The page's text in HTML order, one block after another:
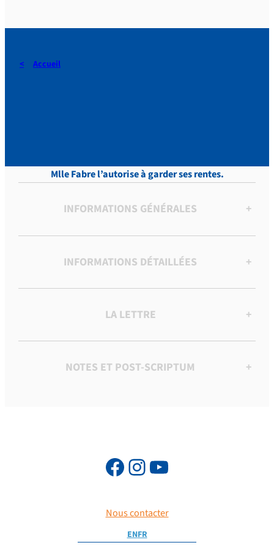
Accueil
Mlle Fabre l’autorise à garder ses rentes.
INFORMATIONS GÉNÉRALES +
INFORMATIONS DÉTAILLÉES +
LA LETTRE +
NOTES ET POST-SCRIPTUM +
Nous contacter
ENFR